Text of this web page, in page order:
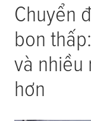
Chuyển
bon
và nhiều
hơn